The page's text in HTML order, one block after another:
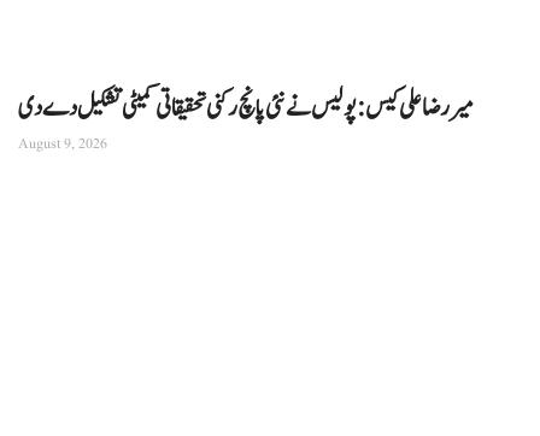
میر رضا علی کیس: پولیس نے نئی پانچ رکنی تحقیقاتی کمیٹی تشکیل دے دی
August 9, 2026